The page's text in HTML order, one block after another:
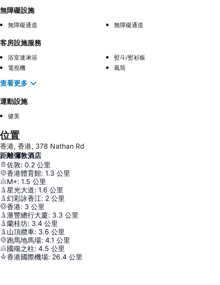
無障礙設施
無障礙通道 無障礙通道
客房設施服務
浴室連淋浴
熨斗/熨衫板
電視機
風筒
查看更多
運動設施
健美
位置
香港, 香港, 378 Nathan Rd
距離彌敦酒店
佐敦: 0.2 公里
香港體育館: 1.3 公里
M+: 1.5 公里
星光大道: 1.6 公里
幻彩詠香江: 2 公里
香港: 3 公里
滙豐總行大廈: 3.3 公里
蘭桂坊: 3.4 公里
山頂纜車: 3.6 公里
跑馬地馬場: 4.1 公里
國殤之柱: 4.5 公里
香港國際機場: 26.4 公里